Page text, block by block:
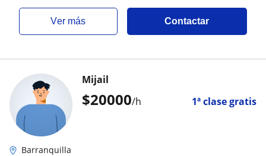
ver más Contactar
$20000/h 1ª clase gratis
Mijail
Barranquilla